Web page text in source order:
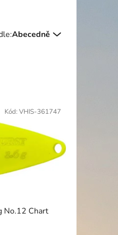
Abecedně
No.12 Chart
Kód: VHIS-361747